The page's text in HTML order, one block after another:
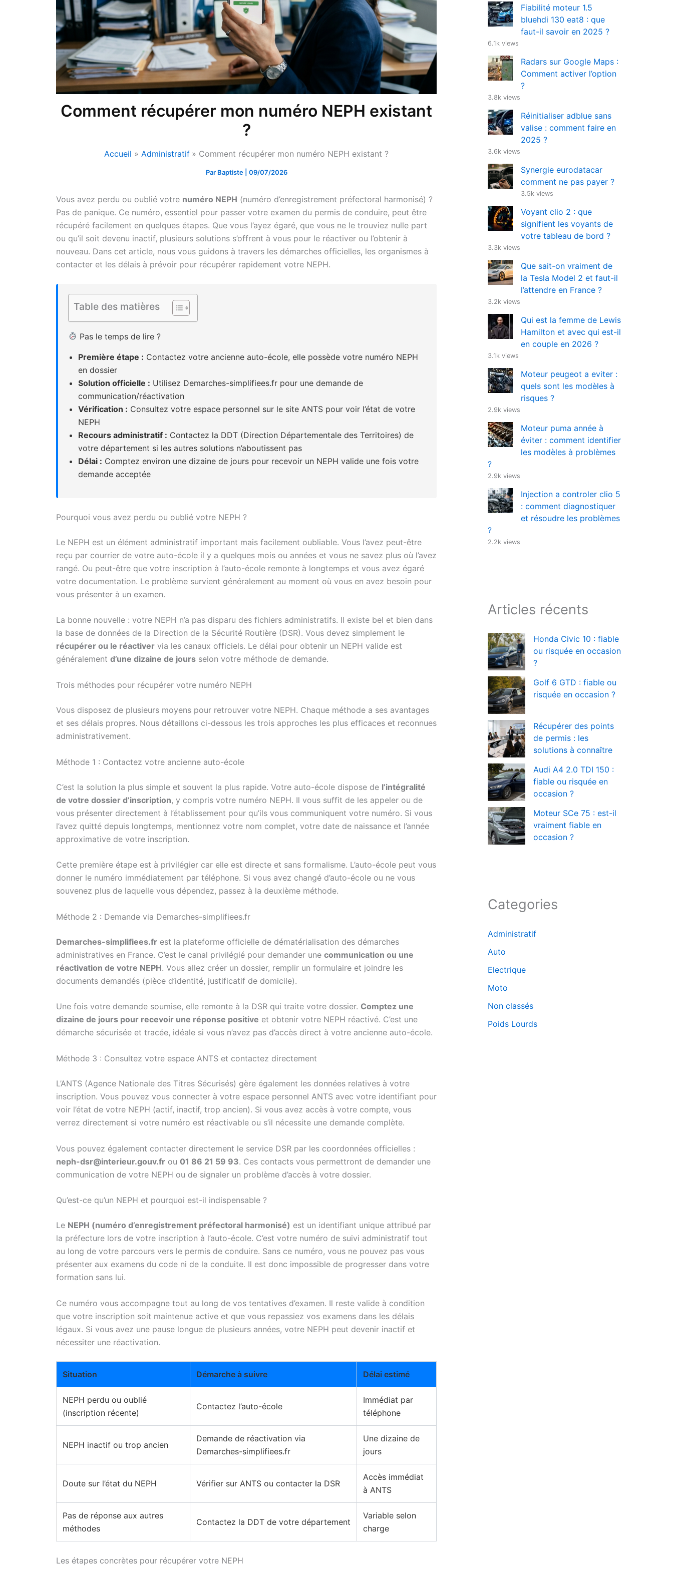
Comment récupérer mon numéro NEPH existant
?
Accueil Administratif Comment récupérer mon numéro NEPH existant ?
Par Baptiste 09/07/2026
Vous avez perdu ou oublié votre numéro NEPH (numéro d’enregistrement préfectoral harmonisé) ?
Pas de panique. Ce numéro, essentiel pour passer votre examen du permis de conduire, peut être
récupéré facilement en quelques étapes. Que vous l’ayez égaré, que vous ne le trouviez nulle part
ou qu’il soit devenu inactif, plusieurs solutions s’offrent à vous pour le réactiver ou l’obtenir à
nouveau. Dans cet article, nous vous guidons à travers les démarches officielles, les organismes à
contacter et les délais à prévoir pour récupérer rapidement votre NEPH.
Table des matières
Pas le temps de lire ?
Première étape : Contactez votre ancienne auto-école, elle possède votre numéro NEPH
en dossier
Solution officielle : Utilisez Demarches-simplifiees.fr pour une demande de
communication/réactivation
Vérification : Consultez votre espace personnel sur le site ANTS pour voir l’état de votre
NEPH
Recours administratif : Contactez la DDT (Direction Départementale des Territoires) de
votre département si les autres solutions n’aboutissent pas
Délai : Comptez environ une dizaine de jours pour recevoir un NEPH valide une fois votre
demande acceptée
Pourquoi vous avez perdu ou oublié votre NEPH ?
Le NEPH est un élément administratif important mais facilement oubliable. Vous l’avez peut-être
reçu par courrier de votre auto-école il y a quelques mois ou années et vous ne savez plus où l’avez
rangé. Ou peut-être que votre inscription à l’auto-école remonte à longtemps et vous avez égaré
votre documentation. Le problème survient généralement au moment où vous en avez besoin pour
vous présenter à un examen.
La bonne nouvelle : votre NEPH n’a pas disparu des fichiers administratifs. Il existe bel et bien dans
la base de données de la Direction de la Sécurité Routière (DSR). Vous devez simplement le
récupérer ou le réactiver via les canaux officiels. Le délai pour obtenir un NEPH valide est
généralement d’une dizaine de jours selon votre méthode de demande.
Trois méthodes pour récupérer votre numéro NEPH
Vous disposez de plusieurs moyens pour retrouver votre NEPH. Chaque méthode a ses avantages
et ses délais propres. Nous détaillons ci-dessous les trois approches les plus efficaces et reconnues
administrativement.
Méthode 1 : Contactez votre ancienne auto-école
C’est la solution la plus simple et souvent la plus rapide. Votre auto-école dispose de l’intégralité
de votre dossier d’inscription, y compris votre numéro NEPH. Il vous suffit de les appeler ou de
vous présenter directement à l’établissement pour qu’ils vous communiquent votre numéro. Si vous
l’avez quitté depuis longtemps, mentionnez votre nom complet, votre date de naissance et l’année
approximative de votre inscription.
Cette première étape est à privilégier car elle est directe et sans formalisme. L’auto-école peut vous
donner le numéro immédiatement par téléphone. Si vous avez changé d’auto-école ou ne vous
souvenez plus de laquelle vous dépendez, passez à la deuxième méthode.
Méthode 2 : Demande via Demarches-simplifiees.fr
Demarches-simplifiees.fr est la plateforme officielle de dématérialisation des démarches
administratives en France. C’est le canal privilégié pour demander une communication ou une
réactivation de votre NEPH. Vous allez créer un dossier, remplir un formulaire et joindre les
documents demandés (pièce d’identité, justificatif de domicile).
Une fois votre demande soumise, elle remonte à la DSR qui traite votre dossier. Comptez une
dizaine de jours pour recevoir une réponse positive et obtenir votre NEPH réactivé. C’est une
démarche sécurisée et tracée, idéale si vous n’avez pas d’accès direct à votre ancienne auto-école.
Méthode 3 : Consultez votre espace ANTS et contactez directement
L’ANTS (Agence Nationale des Titres Sécurisés) gère également les données relatives à votre
inscription. Vous pouvez vous connecter à votre espace personnel ANTS avec votre identifiant pour
voir l’état de votre NEPH (actif, inactif, trop ancien). Si vous avez accès à votre compte, vous
verrez directement si votre numéro est réactivable ou s’il nécessite une demande complète.
Vous pouvez également contacter directement le service DSR par les coordonnées officielles :
neph-dsr@interieur.gouv.fr ou 01 86 21 59 93. Ces contacts vous permettront de demander une
communication de votre NEPH ou de signaler un problème d’accès à votre dossier.
Qu’est-ce qu’un NEPH et pourquoi est-il indispensable ?
Le NEPH (numéro d’enregistrement préfectoral harmonisé) est un identifiant unique attribué par
la préfecture lors de votre inscription à l’auto-école. C’est votre numéro de suivi administratif tout
au long de votre parcours vers le permis de conduire. Sans ce numéro, vous ne pouvez pas vous
présenter aux examens du code ni de la conduite. Il est donc impossible de progresser dans votre
formation sans lui.
Ce numéro vous accompagne tout au long de vos tentatives d’examen. Il reste valide à condition
que votre inscription soit maintenue active et que vous repassiez vos examens dans les délais
légaux. Si vous avez une pause longue de plusieurs années, votre NEPH peut devenir inactif et
nécessiter une réactivation.
Situation Démarche à suivre Délai estimé
NEPH perdu ou oublié
(inscription récente)
Contactez l’auto-école
Immédiat par
téléphone
NEPH inactif ou trop ancien
Demande de réactivation via
Demarches-simplifiees.fr
Une dizaine de
jours
Doute sur l’état du NEPH Vérifier sur ANTS ou contacter la DSR
Accès immédiat
à ANTS
Pas de réponse aux autres
méthodes
Contactez la DDT de votre département
Variable selon
charge
Les étapes concrètes pour récupérer votre NEPH
Fiabilité moteur 1.5
bluehdi 130 eat8 : que
faut-il savoir en 2025 ?
6.1k views
Radars sur Google Maps :
Comment activer l’option
?
3.8k views
Réinitialiser adblue sans
valise : comment faire en
2025 ?
3.6k views
Synergie eurodatacar
comment ne pas payer ?
3.5k views
Voyant clio 2 : que
signifient les voyants de
votre tableau de bord ?
3.3k views
Que sait-on vraiment de
la Tesla Model 2 et faut-il
l’attendre en France ?
3.2k views
Qui est la femme de Lewis
Hamilton et avec qui est-il
en couple en 2026 ?
3.1k views
Moteur peugeot a eviter :
quels sont les modèles à
risques ?
2.9k views
Moteur puma année à
éviter : comment identifier
les modèles à problèmes
?
2.9k views
Injection a controler clio 5
: comment diagnostiquer
et résoudre les problèmes
?
2.2k views
Articles récents
Honda Civic 10 : fiable
ou risquée en occasion
?
Golf 6 GTD : fiable ou
risquée en occasion ?
Récupérer des points
de permis : les
solutions à connaître
Audi A4 2.0 TDI 150 :
fiable ou risquée en
occasion ?
Moteur SCe 75 : est-il
vraiment fiable en
occasion ?
Categories
Administratif
Auto
Electrique
Moto
Non classés
Poids Lourds